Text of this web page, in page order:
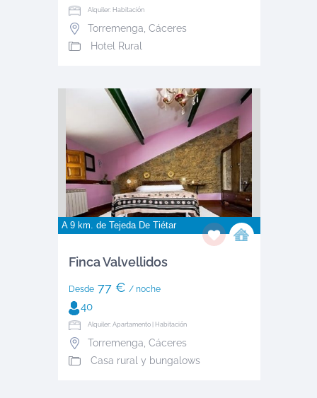
Alquiler: Habitación
Torremenga Cáceres
Hotel Rural
A 9 km. de Tejeda De Tiétar
Finca Valvellidos
Desde77 € / noche
40
Alquiler: Apartamento | Habitación
Torremenga Cáceres
Casa rural y bungalows